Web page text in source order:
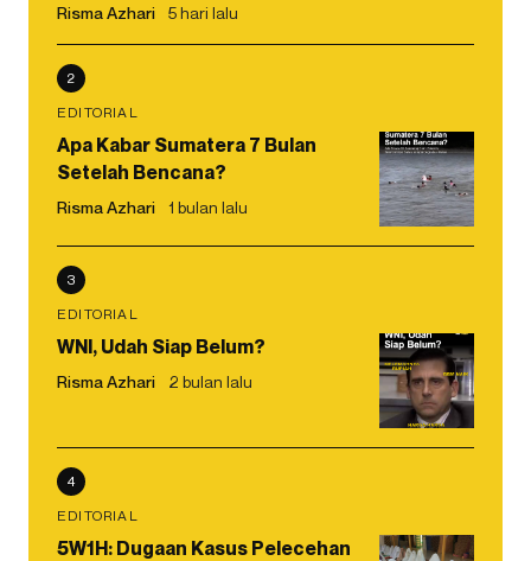
Risma Azhari 5 hari lalu
2
EDITORIAL
Apa Kabar Sumatera 7 Bulan
Setelah Bencana?
Risma Azhari 1 bulan lalu
3
EDITORIAL
WNI, Udah Siap Belum?
Risma Azhari 2 bulan lalu
4
EDITORIAL
5W1H: Dugaan Kasus Pelecehan